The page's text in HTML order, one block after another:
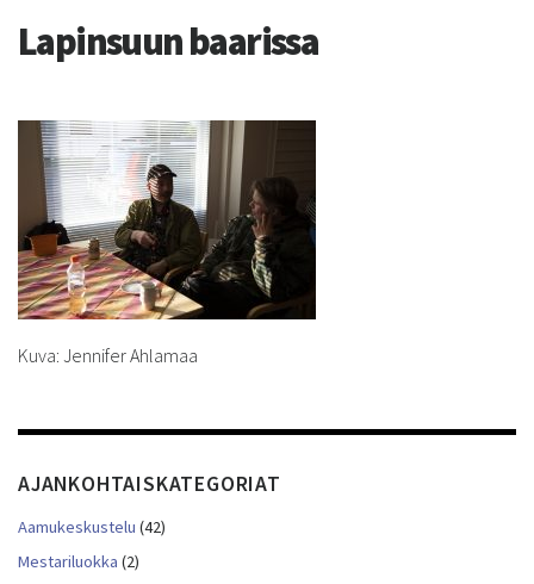
Lapinsuun baarissa
Kuva: Jennifer Ahlamaa
AJANKOHTAISKATEGORIAT
Aamukeskustelu (42)
Mestariluokka (2)